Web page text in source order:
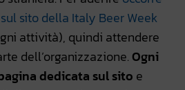
sito della Italy Beer Week
attività), quindi attendere
dell’organizzazione. Ogni
dedicata sul sito e